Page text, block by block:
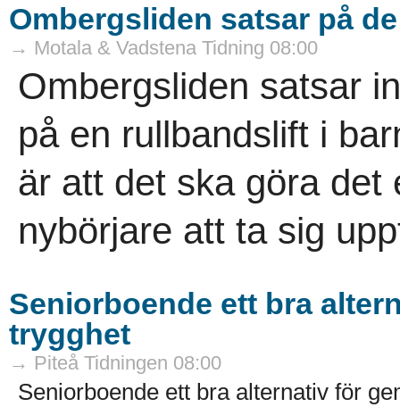
Ombergsliden satsar på
→ Motala & Vadstena Tidning 08:00
Ombergsliden satsar
på en rullbandslift i
är att det ska göra det
nybörjare att ta sig
Seniorboende ett bra
trygghet
→ Piteå Tidningen 08:00
Seniorboende ett bra alternativ för